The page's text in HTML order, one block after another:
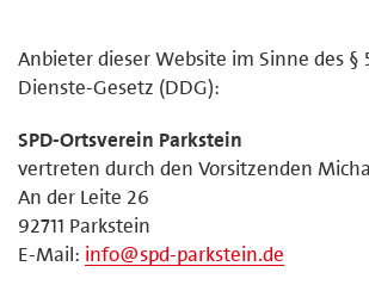
Anbieter dieser Website im Sinne des §
Dienste-Gesetz (DDG):
SPD-Ortsverein Parkstein
vertreten durch den Vorsitzenden
An der Leite 26
92711 Parkstein
E-Mail: info@spd-parkstein.de